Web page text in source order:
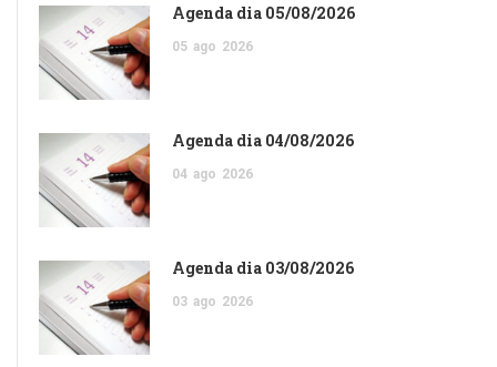
Agenda dia 05/08/2026
05 ago 2026
Agenda dia 04/08/2026
04 ago 2026
Agenda dia 03/08/2026
03 ago 2026